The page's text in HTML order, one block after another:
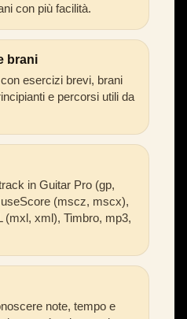
con più facilità.
brani
esercizi brevi, brani
e percorsi utili da
in Guitar Pro (gp,
(mscz, mscx),
(mxl, xml), Timbro, mp3,
note, tempo e